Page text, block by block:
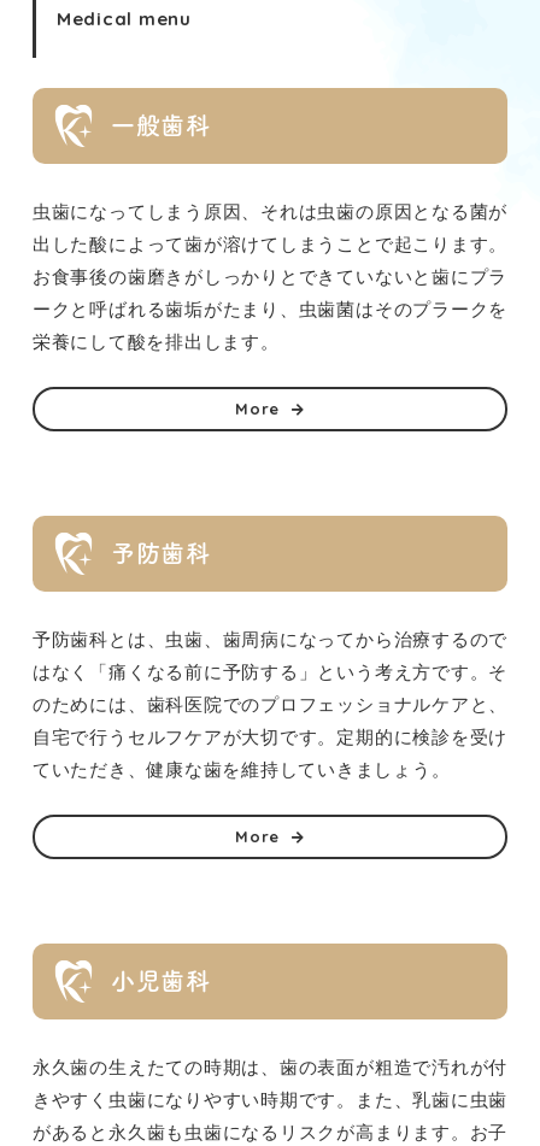
間
Medical menu
一般歯科
虫歯になってしまう原因、それは虫歯の原因となる菌が
出した酸によって歯が溶けてしまうことで起こります。
お食事後の歯磨きがしっかりとできていないと歯にプラ
ークと呼ばれる歯垢がたまり、虫歯菌はそのプラークを
栄養にして酸を排出します。
More
予防歯科
予防歯科とは、虫歯、歯周病になってから治療するので
はなく「痛くなる前に予防する」という考え方です。そ
のためには、歯科医院でのプロフェッショナルケアと、
自宅で行うセルフケアが大切です。定期的に検診を受け
ていただき、健康な歯を維持していきましょう。
More
小児歯科
永久歯の生えたての時期は、歯の表面が粗造で汚れが付
きやすく虫歯になりやすい時期です。また、乳歯に虫歯
があると永久歯も虫歯になるリスクが高まります。お子